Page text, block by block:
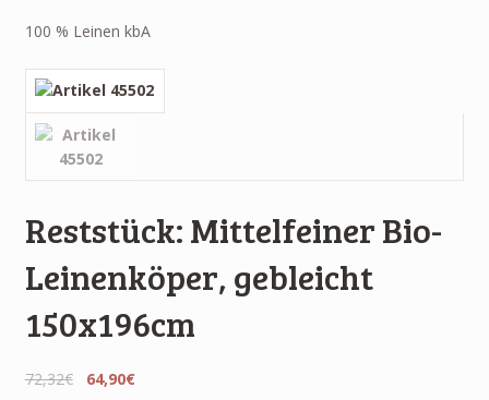
100 % Leinen kbA
Reststück: Mittelfeiner Bio-
Leinenköper, gebleicht
150x196cm
72,32€ 64,90€